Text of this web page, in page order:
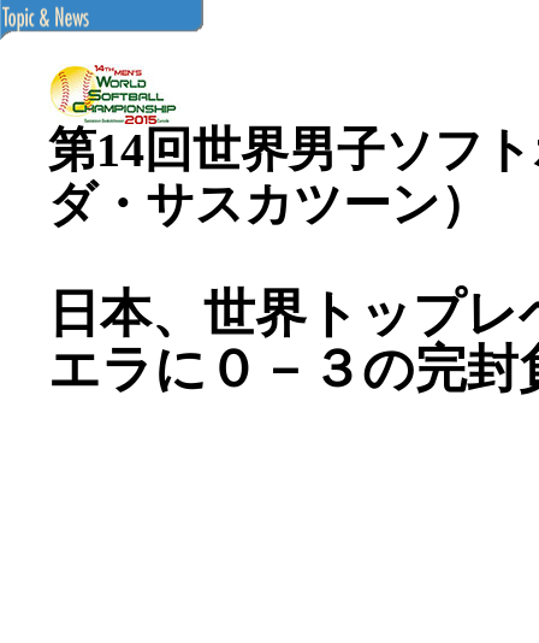
第14回世界男子ソフ
ダ・サスカツーン）
日本、世界トップ
エラに０－３の完封